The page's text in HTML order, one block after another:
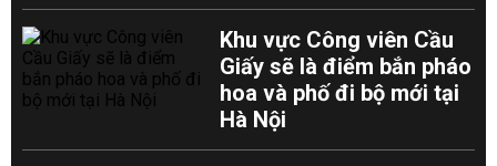
Khu vực Công viên Cầu
Giấy sẽ là điểm bắn pháo
hoa và phố đi bộ mới tại
Hà Nội